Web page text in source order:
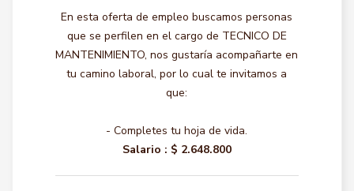
En esta oferta de empleo buscamos personas
que se perfilen en el cargo de TECNICO DE
MANTENIMIENTO, nos gustaría acompañarte en
tu camino laboral, por lo cual te invitamos a
que:
- Completes tu hoja de vida.
Salario : $ 2.648.800